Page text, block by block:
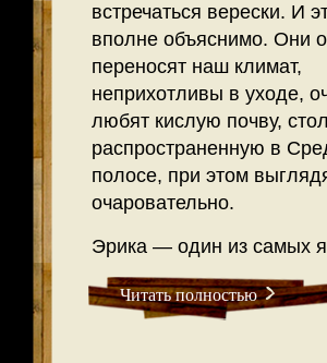
встречаться верески. И
вполне объяснимо. Они
переносят наш климат,
неприхотливы в уходе,
любят кислую почву,
распространенную в
полосе, при этом
очаровательно.
Эрика — один из самых
Читать полностью